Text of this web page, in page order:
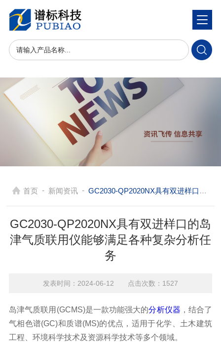
首页 - 新闻资讯 - GC2030-QP2020NX具有双进样口的岛津气质联用仪能够满足各种复杂分析任务
GC2030-QP2020NX具有双进样口的岛
津气质联用仪能够满足各种复杂分析任
务
发表时间：2024-06-12 点击次数：1527
岛津气质联用(GCMS)是一款功能强大的分析仪器 ，结合了
气相色谱(GC)和质谱(MS)的优点，适用于化学、土木建筑
工程、环境科学技术及资源科学技术等多个领域。